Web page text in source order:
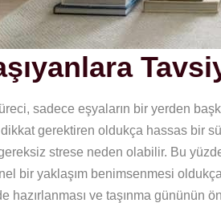
sadece eşyaların bir yerden
gerektiren oldukça hassas bir
strese neden olabilir. Bu
bir yaklaşım benimsenmesi
hazırlanması ve taşınma gününün